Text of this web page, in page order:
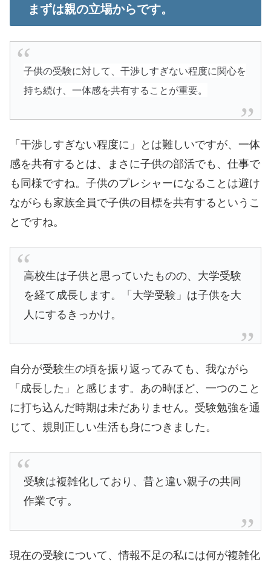
まずは親の立場からです。
子供の受験に対して、干渉しすぎない程度に関心を
持ち続け、一体感を共有することが重要。
「干渉しすぎない程度に」とは難しいですが、一体
感を共有するとは、まさに子供の部活でも、仕事で
も同様ですね。子供のプレシャーになることは避け
ながらも家族全員で子供の目標を共有するというこ
とですね。
高校生は子供と思っていたものの、大学受験
を経て成長します。「大学受験」は子供を大
人にするきっかけ。
自分が受験生の頃を振り返ってみても、我ながら
「成長した」と感じます。あの時ほど、一つのこと
に打ち込んだ時期は未だありません。受験勉強を通
じて、規則正しい生活も身につきました。
受験は複雑化しており、昔と違い親子の共同
作業です。
現在の受験について、情報不足の私には何が複雑化